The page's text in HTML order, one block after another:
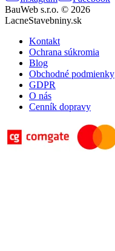
BauWeb s.r.o. © 2026
LacneStavebniny.sk
Kontakt
Ochrana súkromia
Blog
Obchodné podmienky
GDPR
O nás
Cenník dopravy